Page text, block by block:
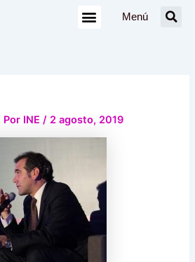
Menú
Por INE/ 2 agosto, 2019